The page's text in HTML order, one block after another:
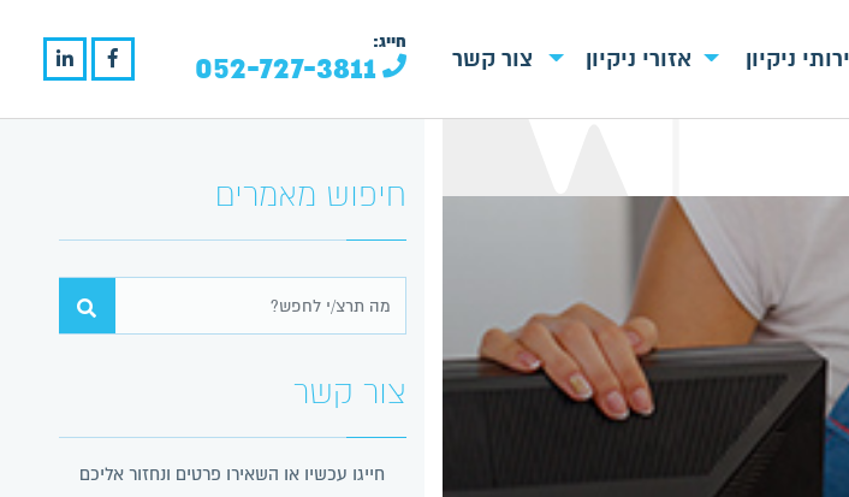
ניקיון אזורי ניקיון צור קשר
חייג:
052-727-3811
חיפוש מאמרים
צור קשר
חייגו עכשיו או השאירו פרטים ונחזור אליכם